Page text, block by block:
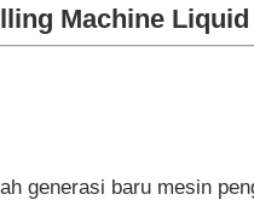
Machine
generasi baru mesin